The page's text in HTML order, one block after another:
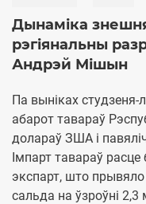
Дынаміка
рэгіянальны
Андрэй Мішын
Па выніках студзеня-
абарот тавараў
долараў ЗША i
Імпарт тавараў
экспарт, што
сальда на ўзроўні